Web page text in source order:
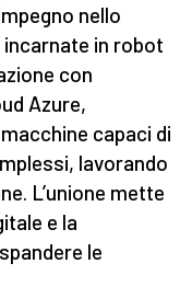
nello
in robot
con
Azure,
capaci di
lavorando
L’unione mette
e la
le